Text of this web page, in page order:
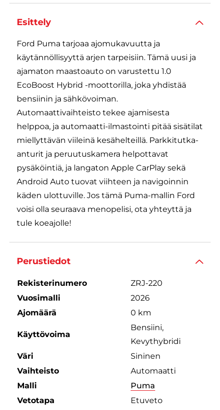
Esittely
Ford Puma tarjoaa ajomukavuutta ja
käytännöllisyyttä arjen tarpeisiin. Tämä uusi ja
ajamaton maastoauto on varustettu 1.0
EcoBoost Hybrid -moottorilla, joka yhdistää
bensiinin ja sähkövoiman.
Automaattivaihteisto tekee ajamisesta
helppoa, ja automaatti-ilmastointi pitää sisätilat
miellyttävän viileinä kesähelteillä. Parkkitutka-
anturit ja peruutuskamera helpottavat
pysäköintiä, ja langaton Apple CarPlay sekä
Android Auto tuovat viihteen ja navigoinnin
käden ulottuville. Jos tämä Puma-mallin Ford
voisi olla seuraava menopelisi, ota yhteyttä ja
tule koeajolle!
Perustiedot
Rekisterinumero
ZRJ-220
Vuosimalli
2026
Ajomäärä
0 km
Käyttövoima
Bensiini,
Kevythybridi
Väri
Sininen
Vaihteisto
Automaatti
Malli
Puma
Vetotapa
Etuveto